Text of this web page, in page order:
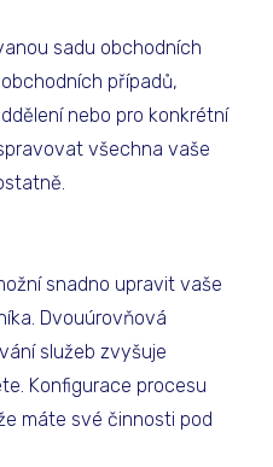
sadu obchodních
případů,
nebo pro konkrétní
všechna vaše
snadno upravit vaše
Dvouúrovňová
služeb zvyšuje
Konfigurace procesu
máte své činnosti pod